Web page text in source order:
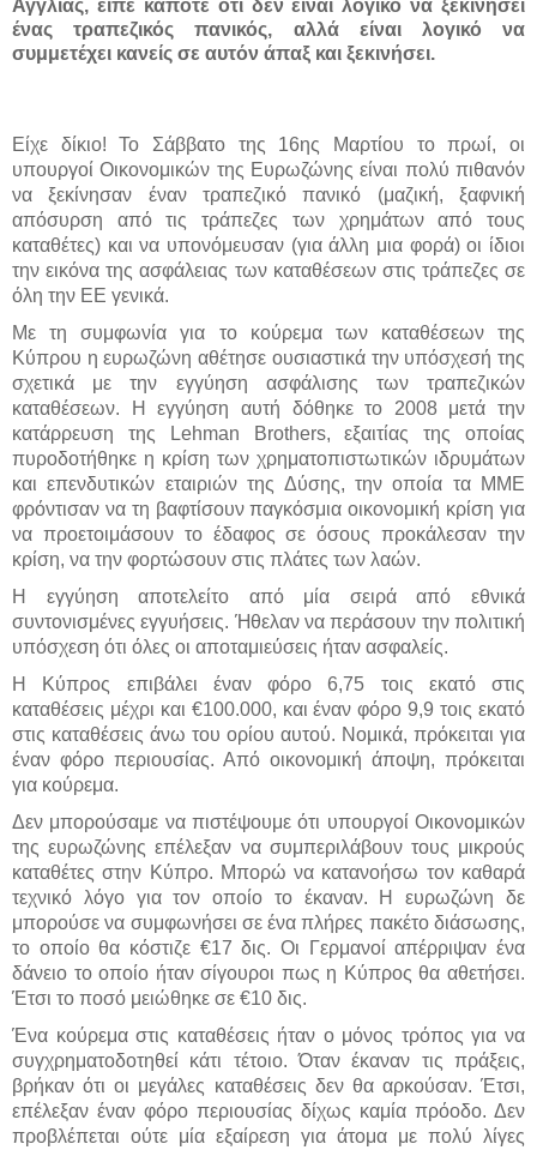
Αγγλίας, είπε κάποτε ότι δεν είναι λογικό να ξεκινήσει
ένας τραπεζικός πανικός, αλλά είναι λογικό να
συμμετέχει κανείς σε αυτόν άπαξ και ξεκινήσει.
Είχε δίκιο! Το Σάββατο της 16ης Μαρτίου το πρωί, οι
υπουργοί Οικονομικών της Ευρωζώνης είναι πολύ πιθανόν
να ξεκίνησαν έναν τραπεζικό πανικό (μαζική, ξαφνική
απόσυρση από τις τράπεζες των χρημάτων από τους
καταθέτες) και να υπονόμευσαν (για άλλη μια φορά) οι ίδιοι
την εικόνα της ασφάλειας των καταθέσεων στις τράπεζες σε
όλη την ΕΕ γενικά.
Με τη συμφωνία για το κούρεμα των καταθέσεων της
Κύπρου η ευρωζώνη αθέτησε ουσιαστικά την υπόσχεσή της
σχετικά με την εγγύηση ασφάλισης των τραπεζικών
καταθέσεων. Η εγγύηση αυτή δόθηκε το 2008 μετά την
κατάρρευση της Lehman Brothers, εξαιτίας της οποίας
πυροδοτήθηκε η κρίση των χρηματοπιστωτικών ιδρυμάτων
και επενδυτικών εταιριών της Δύσης, την οποία τα ΜΜΕ
φρόντισαν να τη βαφτίσουν παγκόσμια οικονομική κρίση για
να προετοιμάσουν το έδαφος σε όσους προκάλεσαν την
κρίση, να την φορτώσουν στις πλάτες των λαών.
Η εγγύηση αποτελείτο από μία σειρά από εθνικά
συντονισμένες εγγυήσεις. Ήθελαν να περάσουν την πολιτική
υπόσχεση ότι όλες οι αποταμιεύσεις ήταν ασφαλείς.
H Κύπρος επιβάλει έναν φόρο 6,75 τοις εκατό στις
καταθέσεις μέχρι και €100.000, και έναν φόρο 9,9 τοις εκατό
στις καταθέσεις άνω του ορίου αυτού. Νομικά, πρόκειται για
έναν φόρο περιουσίας. Από οικονομική άποψη, πρόκειται
για κούρεμα.
Δεν μπορούσαμε να πιστέψουμε ότι υπουργοί Οικονομικών
της ευρωζώνης επέλεξαν να συμπεριλάβουν τους μικρούς
καταθέτες στην Κύπρο. Μπορώ να κατανοήσω τον καθαρά
τεχνικό λόγο για τον οποίο το έκαναν. Η ευρωζώνη δε
μπορούσε να συμφωνήσει σε ένα πλήρες πακέτο διάσωσης,
το οποίο θα κόστιζε €17 δις. Οι Γερμανοί απέρριψαν ένα
δάνειο το οποίο ήταν σίγουροι πως η Κύπρος θα αθετήσει.
Έτσι το ποσό μειώθηκε σε €10 δις.
Ένα κούρεμα στις καταθέσεις ήταν ο μόνος τρόπος για να
συγχρηματοδοτηθεί κάτι τέτοιο. Όταν έκαναν τις πράξεις,
βρήκαν ότι οι μεγάλες καταθέσεις δεν θα αρκούσαν. Έτσι,
επέλεξαν έναν φόρο περιουσίας δίχως καμία πρόοδο. Δεν
προβλέπεται ούτε μία εξαίρεση για άτομα με πολύ λίγες